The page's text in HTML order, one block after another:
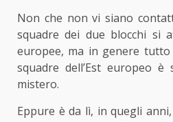
Non che non vi siano
squadre dei due blocchi si
europee, ma in genere
squadre dell’Est europeo è
mistero.
Eppure è da lì, in quegli